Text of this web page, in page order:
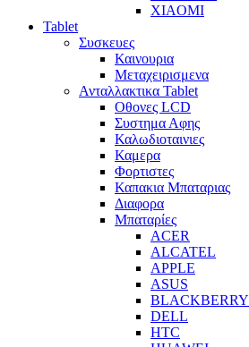
XIAOMI
Tablet
Συσκευες
Καινουρια
Μεταχειρισμενα
Ανταλλακτικα Tablet
Οθονες LCD
Συστημα Αφης
Καλωδιοταινιες
Καμερα
Φορτιστες
Καπακια Μπαταριας
Διαφορα
Μπαταρίες
ACER
ALCATEL
APPLE
ASUS
BLACKBERRY
DELL
HTC